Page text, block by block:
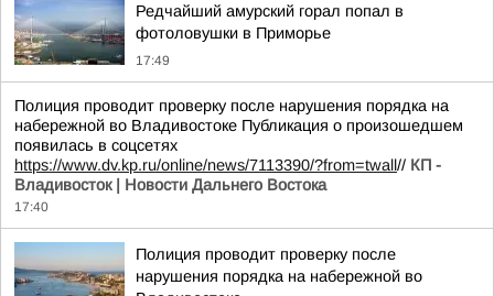
Редчайший амурский горал попал в
фотоловушки в Приморье
17:49
Полиция проводит проверку после нарушения порядка на
набережной во Владивостоке Публикация о произошедшем
появилась в соцсетях
https://www.dv.kp.ru/online/news/7113390/?from=twall// КП -
Владивосток | Новости Дальнего Востока
17:40
Полиция проводит проверку после
нарушения порядка на набережной во